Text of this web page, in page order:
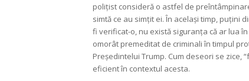
polițist consideră o astfel de
simtă ce au simțit ei. În același timp, puțini
fi verificat-o, nu există siguranța că ar lua
omorât premeditat de criminali în timpul
Președintelui Trump. Cum deseori se zice,
eficient în contextul acesta.